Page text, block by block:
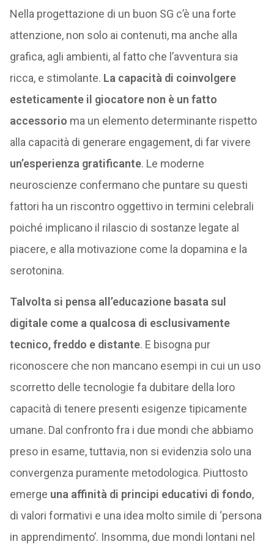
Nella progettazione di un buon SG c’è una forte
attenzione, non solo ai contenuti, ma anche alla
grafica, agli ambienti, al fatto che l’avventura sia
ricca, e stimolante. La capacità di coinvolgere
esteticamente il giocatore non è un fatto
accessorio ma un elemento determinante rispetto
alla capacità di generare engagement, di far vivere
un’esperienza gratificante. Le moderne
neuroscienze confermano che puntare su questi
fattori ha un riscontro oggettivo in termini celebrali
poiché implicano il rilascio di sostanze legate al
piacere, e alla motivazione come la dopamina e la
serotonina.
Talvolta si pensa all’educazione basata sul
digitale come a qualcosa di esclusivamente
tecnico, freddo e distante. E bisogna pur
riconoscere che non mancano esempi in cui un uso
scorretto delle tecnologie fa dubitare della loro
capacità di tenere presenti esigenze tipicamente
umane. Dal confronto fra i due mondi che abbiamo
preso in esame, tuttavia, non si evidenzia solo una
convergenza puramente metodologica. Piuttosto
emerge una affinità di principi educativi di fondo,
di valori formativi e una idea molto simile di ‘persona
in apprendimento’. Insomma, due mondi lontani nel